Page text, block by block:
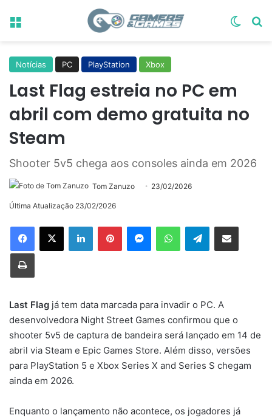
Menu
Notícias PC PlayStation Xbox
Last Flag estreia no PC em
abril com demo gratuita no
Steam
Shooter 5v5 chega aos consoles ainda em 2026
Tom Zanuzo 23/02/2026
Última Atualização 23/02/2026
LinkedinPinterestMessengerWhatsAppTelegramCompartilhar via e-mail
Imprimir
Last Flag já tem data marcada para invadir o PC. A
desenvolvedora Night Street Games confirmou que o
shooter 5v5 de captura de bandeira será lançado em 14 de
abril via Steam e Epic Games Store. Além disso, versões
para PlayStation 5 e Xbox Series X and Series S chegam
ainda em 2026.
Enquanto o lançamento não acontece, os jogadores já